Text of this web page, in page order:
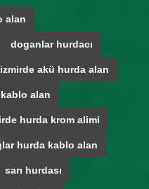
alan
doganlar hurdacı
izmirde akü hurda alan
alan
hurda krom alimi
hurda kablo alan
sarı hurdası